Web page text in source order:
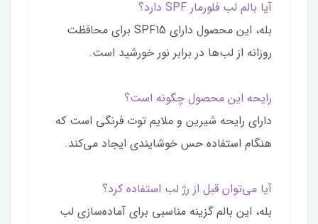
آیا بالم لب فلورمار SPF دارد؟
بله، این محصول دارای SPF15 برای محافظت
روزانه از لب‌ها در برابر نور خورشید است.
رایحه این محصول چگونه است؟
دارای رایحه شیرین و ملایم توت فرنگی است که
هنگام استفاده حس خوشایندی ایجاد می‌کند.
آیا می‌توان قبل از رژ لب استفاده کرد؟
بله، این بالم گزینه مناسبی برای آماده‌سازی لب